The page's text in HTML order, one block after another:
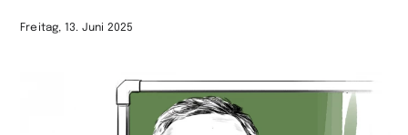
Freitag, 13. Juni 2025